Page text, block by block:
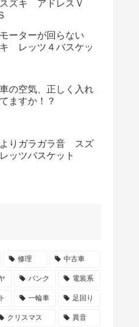
ズキ アドレスＶ
ーターが回らない
レッツ４バスケッ
の空気、正しく入れ
ますか！？
りガラガラ音 スズ
ッツバスケット
修理 中古車
パンク 電装系
一輪車 足回り
クリスマス 異音